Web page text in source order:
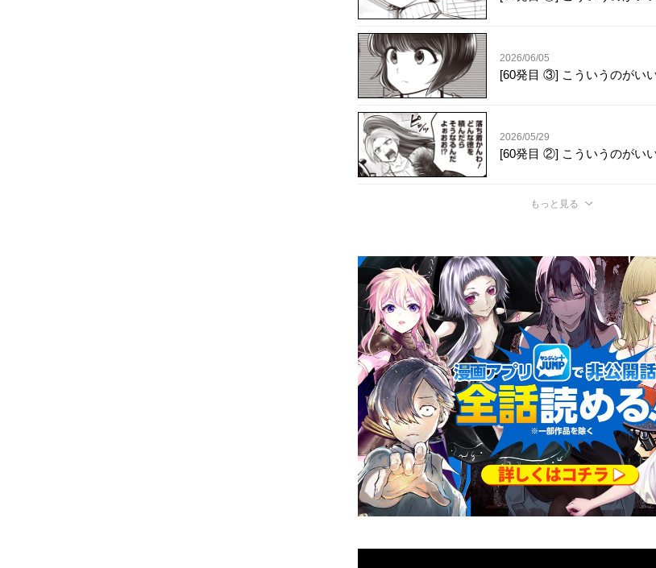
2026/06/05
[60発目 ③] こういうのがい
2026/05/29
[60発目 ②] こういうのがい
もっと見る